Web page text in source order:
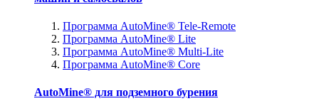
Программа AutoMine® Tele-Remote
Программа AutoMine® Lite
Программа AutoMine® Multi-Lite
Программа AutoMine® Core
AutoMine® для подземного бурения